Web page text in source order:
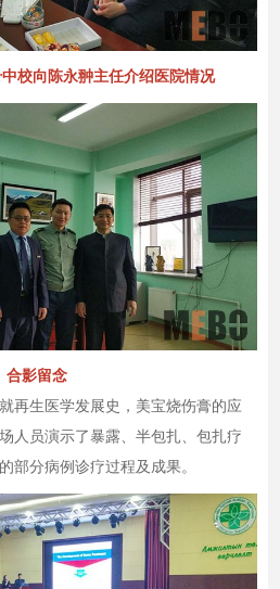
校向陈永翀主任介绍医院情况
合影留念
生医学发展史，美宝烧伤膏的应
人员演示了暴露、半包扎、包扎疗
部分病例诊疗过程及成果。